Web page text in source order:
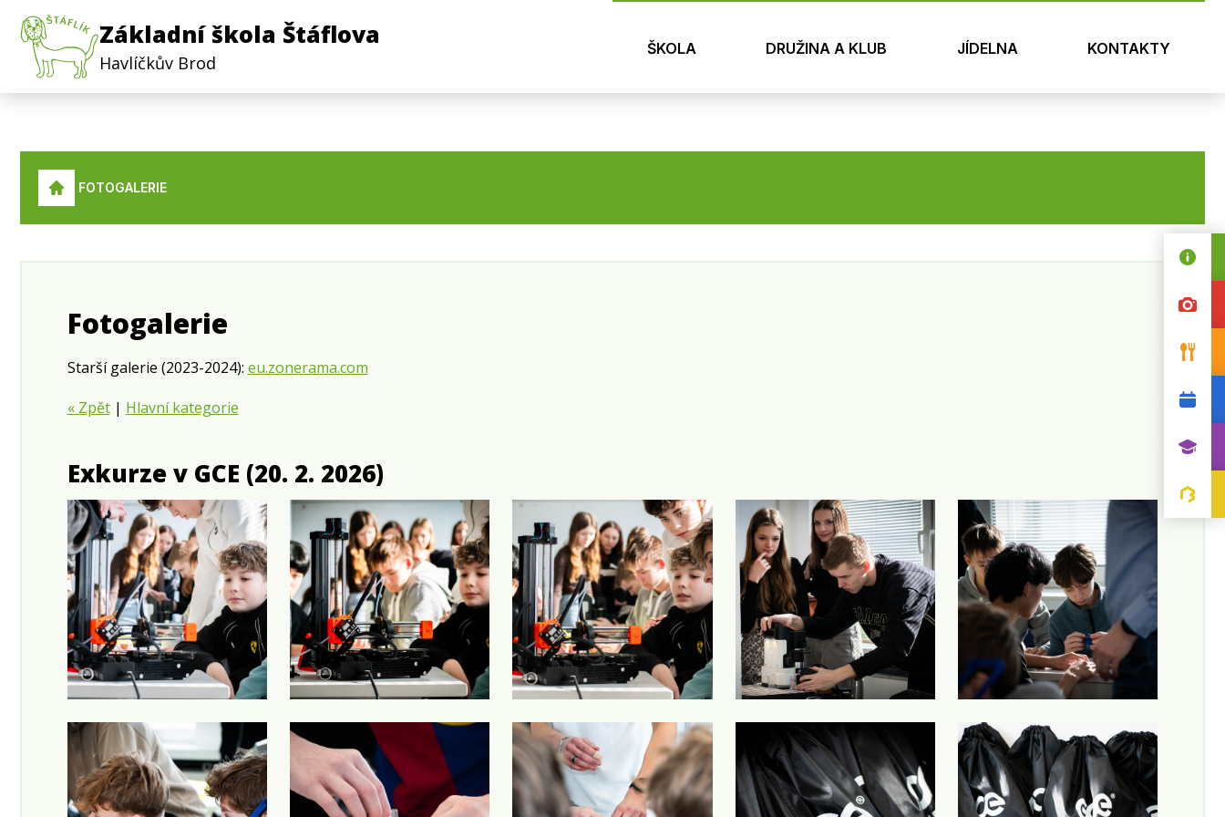
Základní škola Štáflova
Havlíčkův Brod
ŠKOLA DRUŽINA A KLUB JÍDELNA KONTAKTY
FOTOGALERIE
Fotogalerie
Starší galerie (2023-2024): eu.zonerama.com
« Zpět| Hlavní kategorie
Exkurze v GCE (20. 2. 2026)